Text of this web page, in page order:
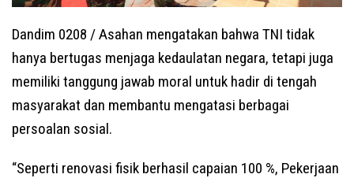
Dandim 0208 / Asahan mengatakan bahwa TNI tidak
hanya bertugas menjaga kedaulatan negara, tetapi juga
memiliki tanggung jawab moral untuk hadir di tengah
masyarakat dan membantu mengatasi berbagai
persoalan sosial.
“Seperti renovasi fisik berhasil capaian 100 %, Pekerjaan